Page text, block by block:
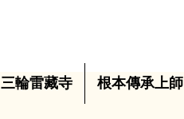
三輪雷藏寺 根本傳承上師